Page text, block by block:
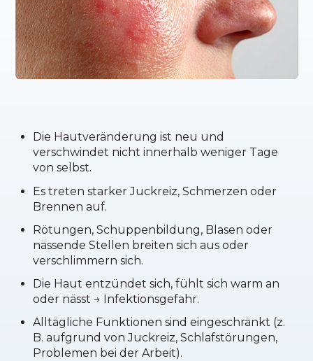
Die Hautveränderung ist neu und
verschwindet nicht innerhalb weniger Tage
von selbst.
Es treten starker Juckreiz, Schmerzen oder
Brennen auf.
Rötungen, Schuppenbildung, Blasen oder
nässende Stellen breiten sich aus oder
verschlimmern sich.
Die Haut entzündet sich, fühlt sich warm an
oder nässt → Infektionsgefahr.
Alltägliche Funktionen sind eingeschränkt (z.
B. aufgrund von Juckreiz, Schlafstörungen,
Problemen bei der Arbeit).